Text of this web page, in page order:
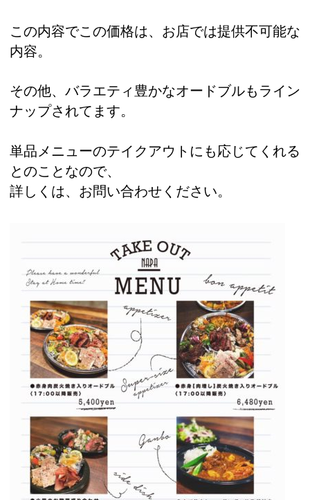
この内容でこの価格は、お店では提供不可能な
内容。
その他、バラエティ豊かなオードブルもライン
ナップされてます。
単品メニューのテイクアウトにも応じてくれる
とのことなので、
詳しくは、お問い合わせください。